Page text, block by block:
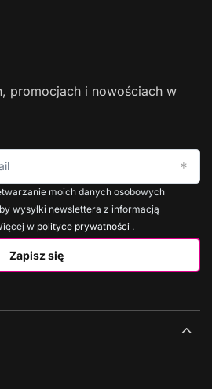
promocjach i nowościach w
Zapisz się
moich danych osobowych
wysyłki newslettera z informacją
w polityce prywatności .